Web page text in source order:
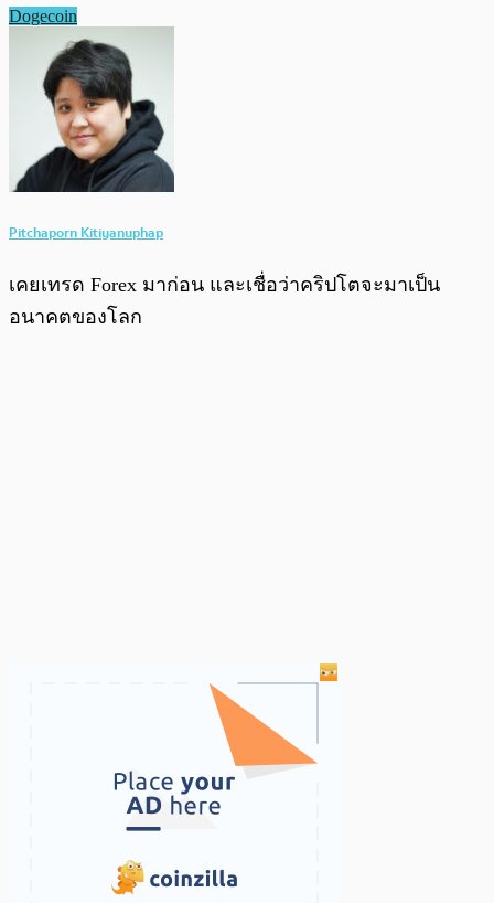
Dogecoin
Pitchaporn Kitiyanuphap
เคยเทรด Forex มาก่อน และเชื่อว่าคริปโตจะมาเป็น
อนาคตของโลก